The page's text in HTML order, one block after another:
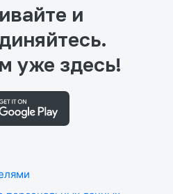
и
уже здесь!